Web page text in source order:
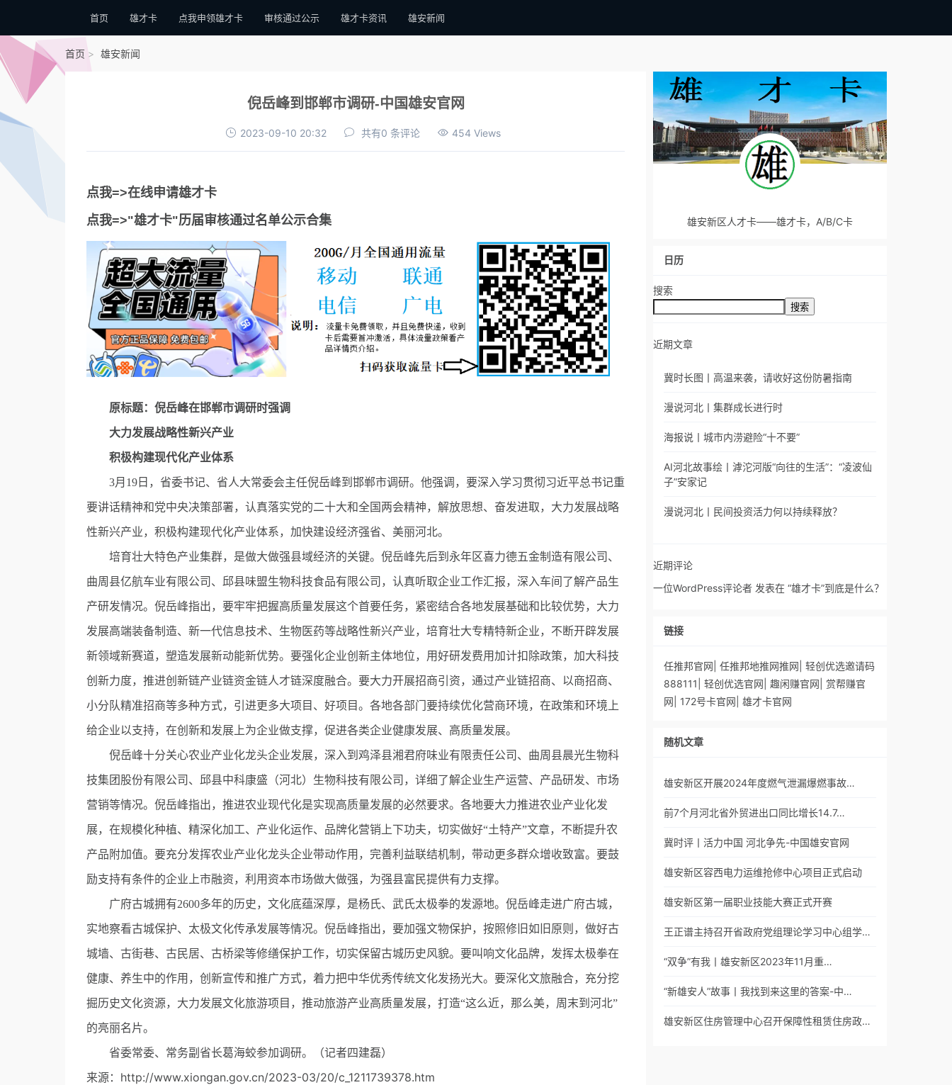
首页 雄才卡 点我申领雄才卡 审核通过公示 雄才卡资讯 雄安新闻
首页 雄安新闻
倪岳峰到邯郸市调研-中国雄安官网
2023-09-10 20:32 共有0 条评论 454 Views
点我=>在线申请雄才卡
点我=>"雄才卡"历届审核通过名单公示合集
原标题：倪岳峰在邯郸市调研时强调
大力发展战略性新兴产业
积极构建现代化产业体系
3月19日，省委书记、省人大常委会主任倪岳峰到邯郸市调研。他强调，要深入学习贯彻习近平总书记重
要讲话精神和党中央决策部署，认真落实党的二十大和全国两会精神，解放思想、奋发进取，大力发展战略
性新兴产业，积极构建现代化产业体系，加快建设经济强省、美丽河北。
培育壮大特色产业集群，是做大做强县域经济的关键。倪岳峰先后到永年区喜力德五金制造有限公司、
曲周县亿航车业有限公司、邱县味盟生物科技食品有限公司，认真听取企业工作汇报，深入车间了解产品生
产研发情况。倪岳峰指出，要牢牢把握高质量发展这个首要任务，紧密结合各地发展基础和比较优势，大力
发展高端装备制造、新一代信息技术、生物医药等战略性新兴产业，培育壮大专精特新企业，不断开辟发展
新领域新赛道，塑造发展新动能新优势。要强化企业创新主体地位，用好研发费用加计扣除政策，加大科技
创新力度，推进创新链产业链资金链人才链深度融合。要大力开展招商引资，通过产业链招商、以商招商、
小分队精准招商等多种方式，引进更多大项目、好项目。各地各部门要持续优化营商环境，在政策和环境上
给企业以支持，在创新和发展上为企业做支撑，促进各类企业健康发展、高质量发展。
倪岳峰十分关心农业产业化龙头企业发展，深入到鸡泽县湘君府味业有限责任公司、曲周县晨光生物科
技集团股份有限公司、邱县中科康盛（河北）生物科技有限公司，详细了解企业生产运营、产品研发、市场
营销等情况。倪岳峰指出，推进农业现代化是实现高质量发展的必然要求。各地要大力推进农业产业化发
展，在规模化种植、精深化加工、产业化运作、品牌化营销上下功夫，切实做好“土特产”文章，不断提升农
产品附加值。要充分发挥农业产业化龙头企业带动作用，完善利益联结机制，带动更多群众增收致富。要鼓
励支持有条件的企业上市融资，利用资本市场做大做强，为强县富民提供有力支撑。
广府古城拥有2600多年的历史，文化底蕴深厚，是杨氏、武氏太极拳的发源地。倪岳峰走进广府古城，
实地察看古城保护、太极文化传承发展等情况。倪岳峰指出，要加强文物保护，按照修旧如旧原则，做好古
城墙、古街巷、古民居、古桥梁等修缮保护工作，切实保留古城历史风貌。要叫响文化品牌，发挥太极拳在
健康、养生中的作用，创新宣传和推广方式，着力把中华优秀传统文化发扬光大。要深化文旅融合，充分挖
掘历史文化资源，大力发展文化旅游项目，推动旅游产业高质量发展，打造“这么近，那么美，周末到河北”
的亮丽名片。
省委常委、常务副省长葛海蛟参加调研。（记者四建磊）
来源：http://www.xiongan.gov.cn/2023-03/20/c_1211739378.htm
雄安新区人才卡——雄才卡，A/B/C卡
日历
搜索
搜索
近期文章
冀时长图丨高温来袭，请收好这份防暑指南
漫说河北丨集群成长进行时
海报说丨城市内涝避险“十不要”
AI河北故事绘丨滹沱河版“向往的生活”：“凌波仙
子”安家记
漫说河北丨民间投资活力何以持续释放？
近期评论
一位WordPress评论者 发表在 “雄才卡”到底是什么？
链接
任推邦官网 任推邦地推网推网 轻创优选邀请码
888111
轻创优选官网 趣闲赚官网
赏帮赚官
网
172号卡官网 雄才卡官网
随机文章
雄安新区开展2024年度燃气泄漏爆燃事故…
前7个月河北省外贸进出口同比增长14.7…
冀时评丨活力中国 河北争先-中国雄安官网
雄安新区容西电力运维抢修中心项目正式启动
雄安新区第一届职业技能大赛正式开赛
王正谱主持召开省政府党组理论学习中心组学…
“双争”有我丨雄安新区2023年11月重…
“新雄安人”故事丨我找到来这里的答案-中…
雄安新区住房管理中心召开保障性租赁住房政…